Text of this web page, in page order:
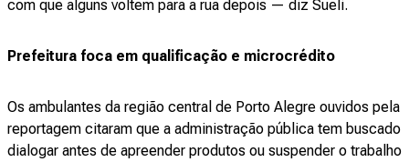
com que alguns voltem para a rua depois — diz Sueli.
Prefeitura foca em qualificação e microcrédito
Os ambulantes da região central de Porto Alegre ouvidos pela
reportagem citaram que a administração pública tem buscado
dialogar antes de apreender produtos ou suspender o trabalho